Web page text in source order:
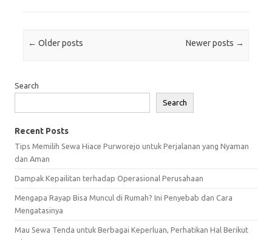
Post navigation
← Older posts Newer posts →
Search
Search
Recent Posts
Tips Memilih Sewa Hiace Purworejo untuk Perjalanan yang Nyaman
dan Aman
Dampak Kepailitan terhadap Operasional Perusahaan
Mengapa Rayap Bisa Muncul di Rumah? Ini Penyebab dan Cara
Mengatasinya
Mau Sewa Tenda untuk Berbagai Keperluan, Perhatikan Hal Berikut